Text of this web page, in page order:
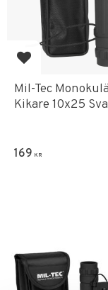
Lägg till i
Mil-Tec
Kikare 10x25
169 KR